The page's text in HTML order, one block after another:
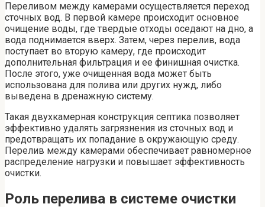
Переливом между камерами осуществляется переход
сточных вод. В первой камере происходит основное
очищение воды, где твердые отходы оседают на дно, а
вода поднимается вверх. Затем, через перелив, вода
поступает во вторую камеру, где происходит
дополнительная фильтрация и ее финишная очистка.
После этого, уже очищенная вода может быть
использована для полива или других нужд, либо
выведена в дренажную систему.
Такая двухкамерная конструкция септика позволяет
эффективно удалять загрязнения из сточных вод и
предотвращать их попадание в окружающую среду.
Перелив между камерами обеспечивает равномерное
распределение нагрузки и повышает эффективность
очистки.
Роль перелива в системе очистки